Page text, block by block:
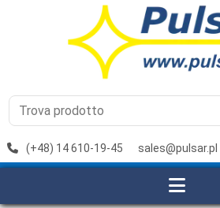
(+48) 14 610-19-45 sales@pulsar.pl